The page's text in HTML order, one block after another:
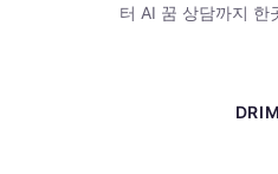
터 AI 꿈 상담까지 한